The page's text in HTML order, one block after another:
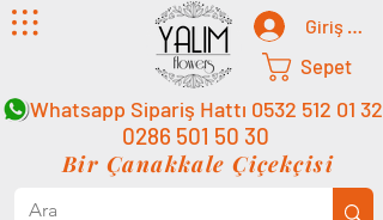
Giriş Yap
Sepet
Whatsapp Sipariş Hattı 0532 512 01 32
0286 501 50 30
Bir Çanakkale Çiçekçisi